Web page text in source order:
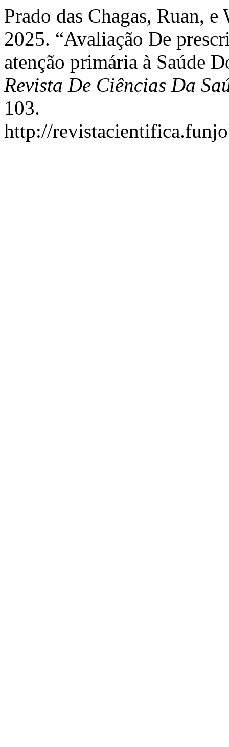
Prado das Chagas, Ruan,
2025. “Avaliação De
atenção primária à Saúde
Revista De Ciências Da
103.
http://